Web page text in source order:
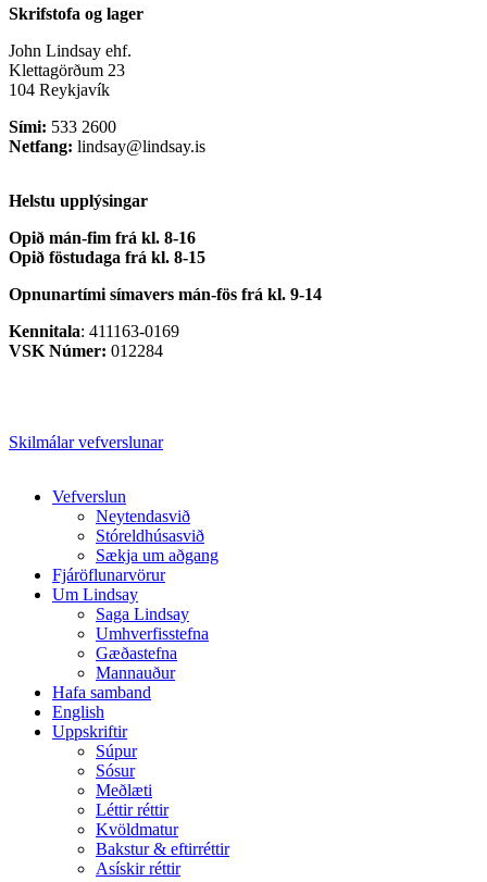
Skrifstofa og lager
John Lindsay ehf.
Klettagörðum 23
104 Reykjavík
Sími: 533 2600
Netfang: lindsay@lindsay.is
Helstu upplýsingar
Opið mán-fim frá kl. 8-16
Opið föstudaga frá kl. 8-15
Opnunartími símavers mán-fös frá kl. 9-14
Kennitala: 411163-0169
VSK Númer: 012284
Skilmálar vefverslunar
Close
Vefverslun
Neytendasvið
Stóreldhúsasvið
Sækja um aðgang
Fjáröflunarvörur
Um Lindsay
Saga Lindsay
Umhverfisstefna
Gæðastefna
Mannauður
Hafa samband
English
Uppskriftir
Súpur
Sósur
Meðlæti
Léttir réttir
Kvöldmatur
Bakstur & eftirréttir
Asískir réttir